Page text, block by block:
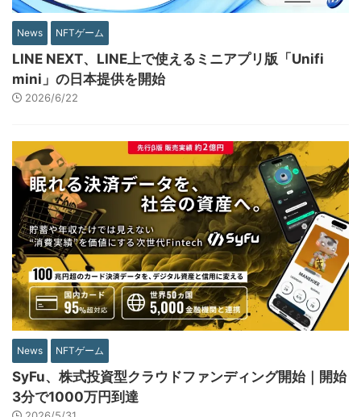
News NFTゲーム
LINE NEXT、LINE上で使えるミニアプリ版「Unifi
mini」の日本提供を開始
2026/6/22
News NFTゲーム
SyFu、株式投資型クラウドファンディング開始｜開始
3分で1000万円到達